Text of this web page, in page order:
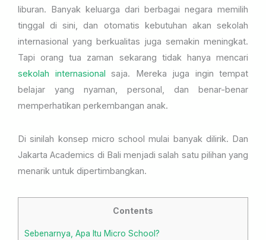
liburan. Banyak keluarga dari berbagai negara memilih
tinggal di sini, dan otomatis kebutuhan akan sekolah
internasional yang berkualitas juga semakin meningkat.
Tapi orang tua zaman sekarang tidak hanya mencari
sekolah internasional saja. Mereka juga ingin tempat
belajar yang nyaman, personal, dan benar-benar
memperhatikan perkembangan anak.
Di sinilah konsep micro school mulai banyak dilirik. Dan
Jakarta Academics di Bali menjadi salah satu pilihan yang
menarik untuk dipertimbangkan.
Contents
Sebenarnya, Apa Itu Micro School?